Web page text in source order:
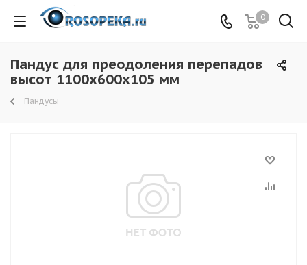
0
Пандус для преодоления перепадов
высот 1100х600х105 мм
Пандусы